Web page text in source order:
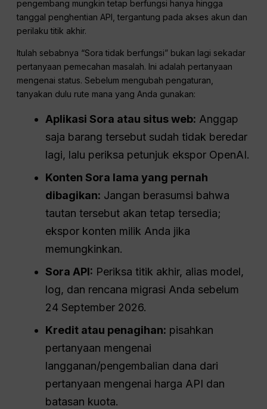
pengembang mungkin tetap berfungsi hanya hingga
tanggal penghentian API, tergantung pada akses akun dan
perilaku titik akhir.
Itulah sebabnya “Sora tidak berfungsi” bukan lagi sekadar
pertanyaan pemecahan masalah. Ini adalah pertanyaan
mengenai status. Sebelum mengubah pengaturan,
tanyakan dulu rute mana yang Anda gunakan:
Aplikasi Sora atau situs web: Anggap
saja barang tersebut sudah tidak beredar
lagi, lalu periksa petunjuk ekspor OpenAI.
Konten Sora lama yang pernah
dibagikan: Jangan berasumsi bahwa
tautan tersebut akan tetap tersedia;
ekspor konten milik Anda jika
memungkinkan.
Sora API: Periksa titik akhir, alias model,
log, dan rencana migrasi Anda sebelum
24 September 2026.
Kredit atau penagihan: pisahkan
pertanyaan mengenai
langganan/pengembalian dana dari
pertanyaan mengenai harga API dan
batasan kuota.